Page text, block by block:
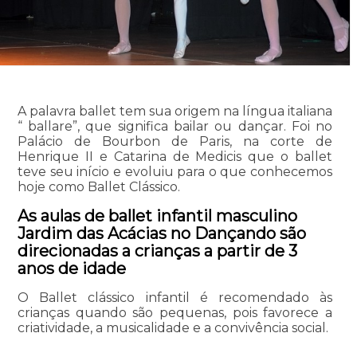
A palavra ballet tem sua origem na língua italiana
“ ballare”, que significa bailar ou dançar. Foi no
Palácio de Bourbon de Paris, na corte de
Henrique II e Catarina de Medicis que o ballet
teve seu início e evoluiu para o que conhecemos
hoje como Ballet Clássico.
As aulas de ballet infantil masculino
Jardim das Acácias no Dançando são
direcionadas a crianças a partir de 3
anos de idade
O Ballet clássico infantil é recomendado às
crianças quando são pequenas, pois favorece a
criatividade, a musicalidade e a convivência social.